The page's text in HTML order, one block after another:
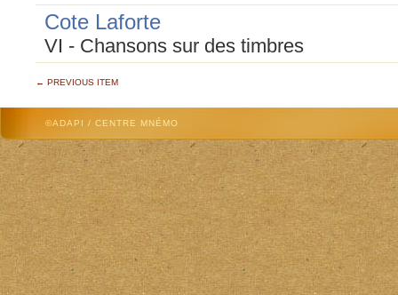
Cote Laforte
VI - Chansons sur des timbres
← PREVIOUS ITEM
©ADAPI / CENTRE MNÉMO